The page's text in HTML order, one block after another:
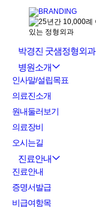
박경진 굿샘정형외과
병원소개
인사말/설립목표
의료진소개
원내둘러보기
의료장비
오시는길
진료안내
진료안내
증명서발급
비급여항목